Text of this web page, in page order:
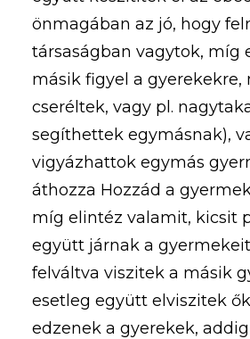
önmagában az jó, hogy
társaságban vagytok, míg
másik figyel a gyerekekre,
cseréltek, vagy pl.
segíthettek egymásnak),
vigyázhattok egymás
áthozza Hozzád a
míg elintéz valamit, kicsit
együtt járnak a
felváltva viszitek a másik
esetleg együtt elviszitek
edzenek a gyerekek,